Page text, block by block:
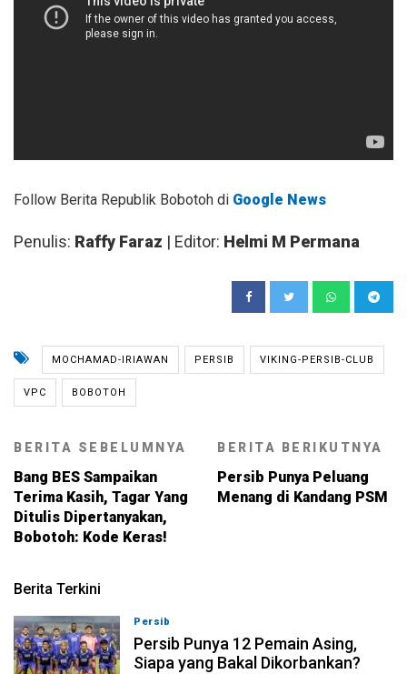
Follow Berita Republik Bobotoh di Google News
Penulis: Raffy Faraz | Editor: Helmi M Permana
MOCHAMAD-IRIAWAN PERSIB VIKING-PERSIB-CLUB
VPC BOBOTOH
BERITA SEBELUMNYA
Bang BES Sampaikan
Terima Kasih, Tagar Yang
Ditulis Dipertanyakan,
Bobotoh: Kode Keras!
BERITA BERIKUTNYA
Persib Punya Peluang
Menang di Kandang PSM
Berita Terkini
Persib
Persib Punya 12 Pemain Asing,
Siapa yang Bakal Dikorbankan?